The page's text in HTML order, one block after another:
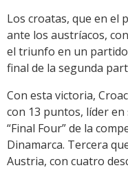
Los croatas, que en el
ante los austríacos,
el triunfo en un
final de la segunda
Con esta victoria,
con 13 puntos, líder
“Final Four” de la
Dinamarca. Tercera
Austria, con cuatro